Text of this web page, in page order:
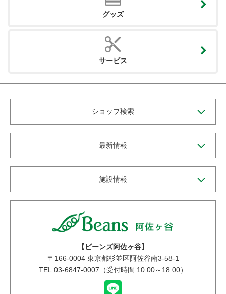
グッズ
サービス
ショップ検索
最新情報
施設情報
【ビーンズ阿佐ヶ谷】
〒 166-0004東京都杉並区阿佐谷南3-58-1
TEL:03-6847-0007（受付時間 10:00～18:00）